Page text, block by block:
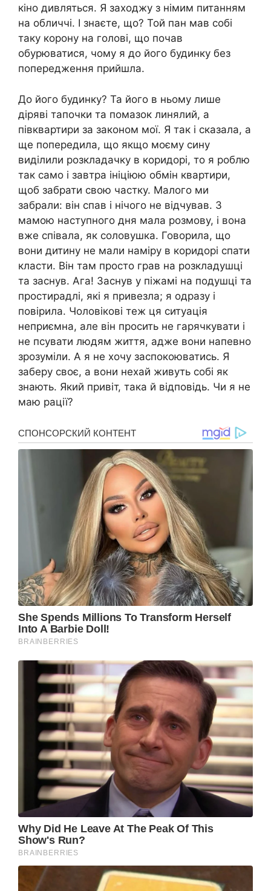
кіно дивляться. Я заходжу з німим питанням
на обличчі. І знаєте, що? Той пан мав собі
таку корону на голові, що почав
обурюватися, чому я до його будинку без
попередження прийшла.
До його будинку? Та його в ньому лише
діряві тапочки та помазок линялий, а
півквартири за законом мої. Я так і сказала, а
ще попередила, що якщо моєму сину
виділили розкладачку в коридорі, то я роблю
так само і завтра ініціюю обмін квартири,
щоб забрати свою частку. Малого ми
забрали: він спав і нічого не відчував. З
мамою наступного дня мала розмову, і вона
вже співала, як соловушка. Говорила, що
вони дитину не мали наміру в коридорі спати
класти. Він там просто грав на розкладушці
та заснув. Ага! Заснув у піжамі на подушці та
простирадлі, які я привезла; я одразу і
повірила. Чоловікові теж ця ситуація
неприємна, але він просить не гарячкувати і
не псувати людям життя, адже вони напевно
зрозуміли. А я не хочу заспокоюватись. Я
заберу своє, а вони нехай живуть собі як
знають. Який привіт, така й відповідь. Чи я не
маю рації?